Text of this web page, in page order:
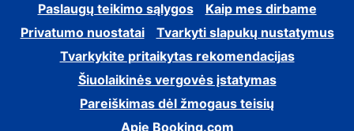
Paslaugų teikimo sąlygos
Kaip mes dirbame
Privatumo nuostatai
Tvarkyti slapukų nustatymus
Tvarkykite pritaikytas rekomendacijas
Šiuolaikinės vergovės įstatymas
Pareiškimas dėl žmogaus teisių
Apie Booking.com